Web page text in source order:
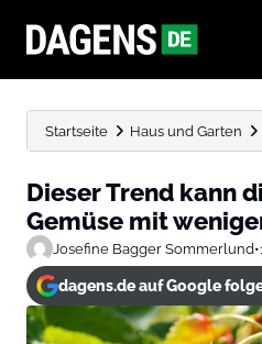
Startseite Haus und Garten
Dieser Trend kann
Gemüse mit
Josefine Bagger Sommerlund•
dagens.de auf Google